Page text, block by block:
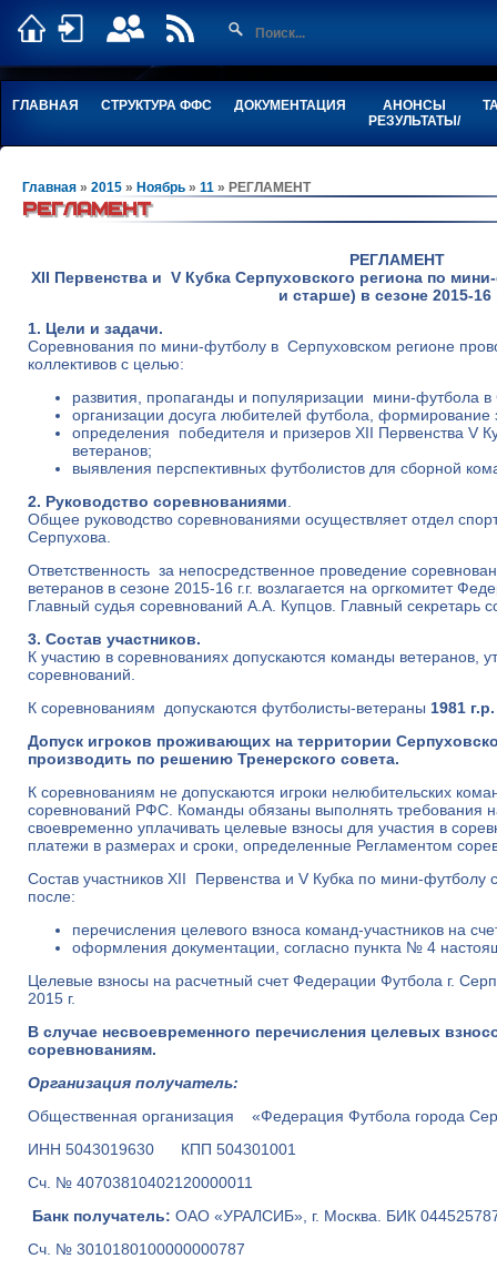
ГЛАВНАЯ СТРУКТУРА ФФС ДОКУМЕНТАЦИЯ
АНОНСЫ
РЕЗУЛЬТАТЫ/
Главная » 2015 » Ноябрь » 11 » РЕГЛАМЕНТ
РЕГЛАМЕНТ
РЕГЛАМЕНТ
XII Первенства и V Кубка Серпуховского региона по
и старше) в сезоне 2015-16
1. Цели и задачи.
Соревнования по мини-футболу в Серпуховском регионе
коллективов с целью:
развития, пропаганды и популяризации мини-футбола в
организации досуга любителей футбола, формирование
определения победителя и призеров XII Первенства V
ветеранов;
выявления перспективных футболистов для сборной
2. Руководство соревнованиями
Общее руководство соревнованиями осуществляет отдел
Серпухова.
Ответственность за непосредственное проведение
ветеранов в сезоне 2015-16 г.г. возлагается на оргкомитет
Главный судья соревнований А.А. Купцов. Главный секретарь
3. Состав участников.
К участию в соревнованиях допускаются команды ветеранов,
соревнований.
К соревнованиям допускаются футболисты-ветераны 1981 г.р.
Допуск игроков проживающих на территории
производить по решению Тренерского совета.
К соревнованиям не допускаются игроки нелюбительских
соревнований РФС. Команды обязаны выполнять требования
своевременно уплачивать целевые взносы для участия в
платежи в размерах и сроки, определенные Регламентом
Состав участников XII Первенства и V Кубка по мини-футболу
после:
перечисления целевого взноса команд-участников на
оформления документации, согласно пункта № 4
Целевые взносы на расчетный счет Федерации Футбола г.
2015 г.
В случае несвоевременного перечисления целевых
соревнованиям.
Организация получатель:
Общественная организация «Федерация Футбола города
ИНН 5043019630 КПП 504301001
Сч. № 40703810402120000011
Банк получатель: ОАО «УРАЛСИБ», г. Москва. БИК
Сч. № 3010180100000000787